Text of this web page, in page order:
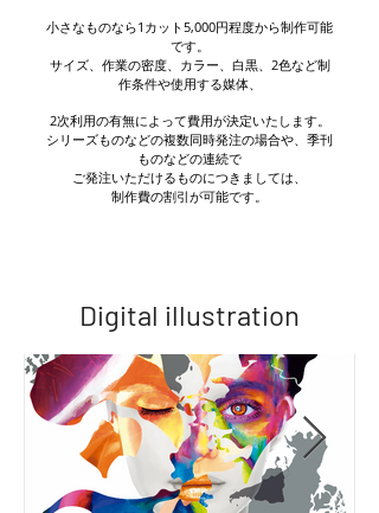
小さなものなら1カット5,000円程度から制作可能
です。
サイズ、作業の密度、カラー、白黒、2色など制
作条件や使用する媒体、
2次利用の有無によって費用が決定いたします。
シリーズものなどの複数同時発注の場合や、季刊
ものなどの連続で
ご発注いただけるものにつきましては、
制作費の割引が可能です。
Digital illustration